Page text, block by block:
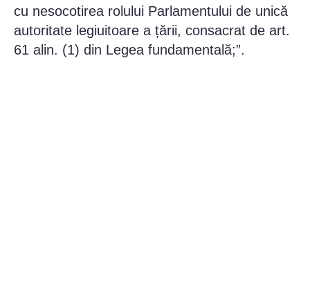
cu nesocotirea rolului Parlamentului de unică
autoritate legiuitoare a țării, consacrat de art.
61 alin. (1) din Legea fundamentală;”.